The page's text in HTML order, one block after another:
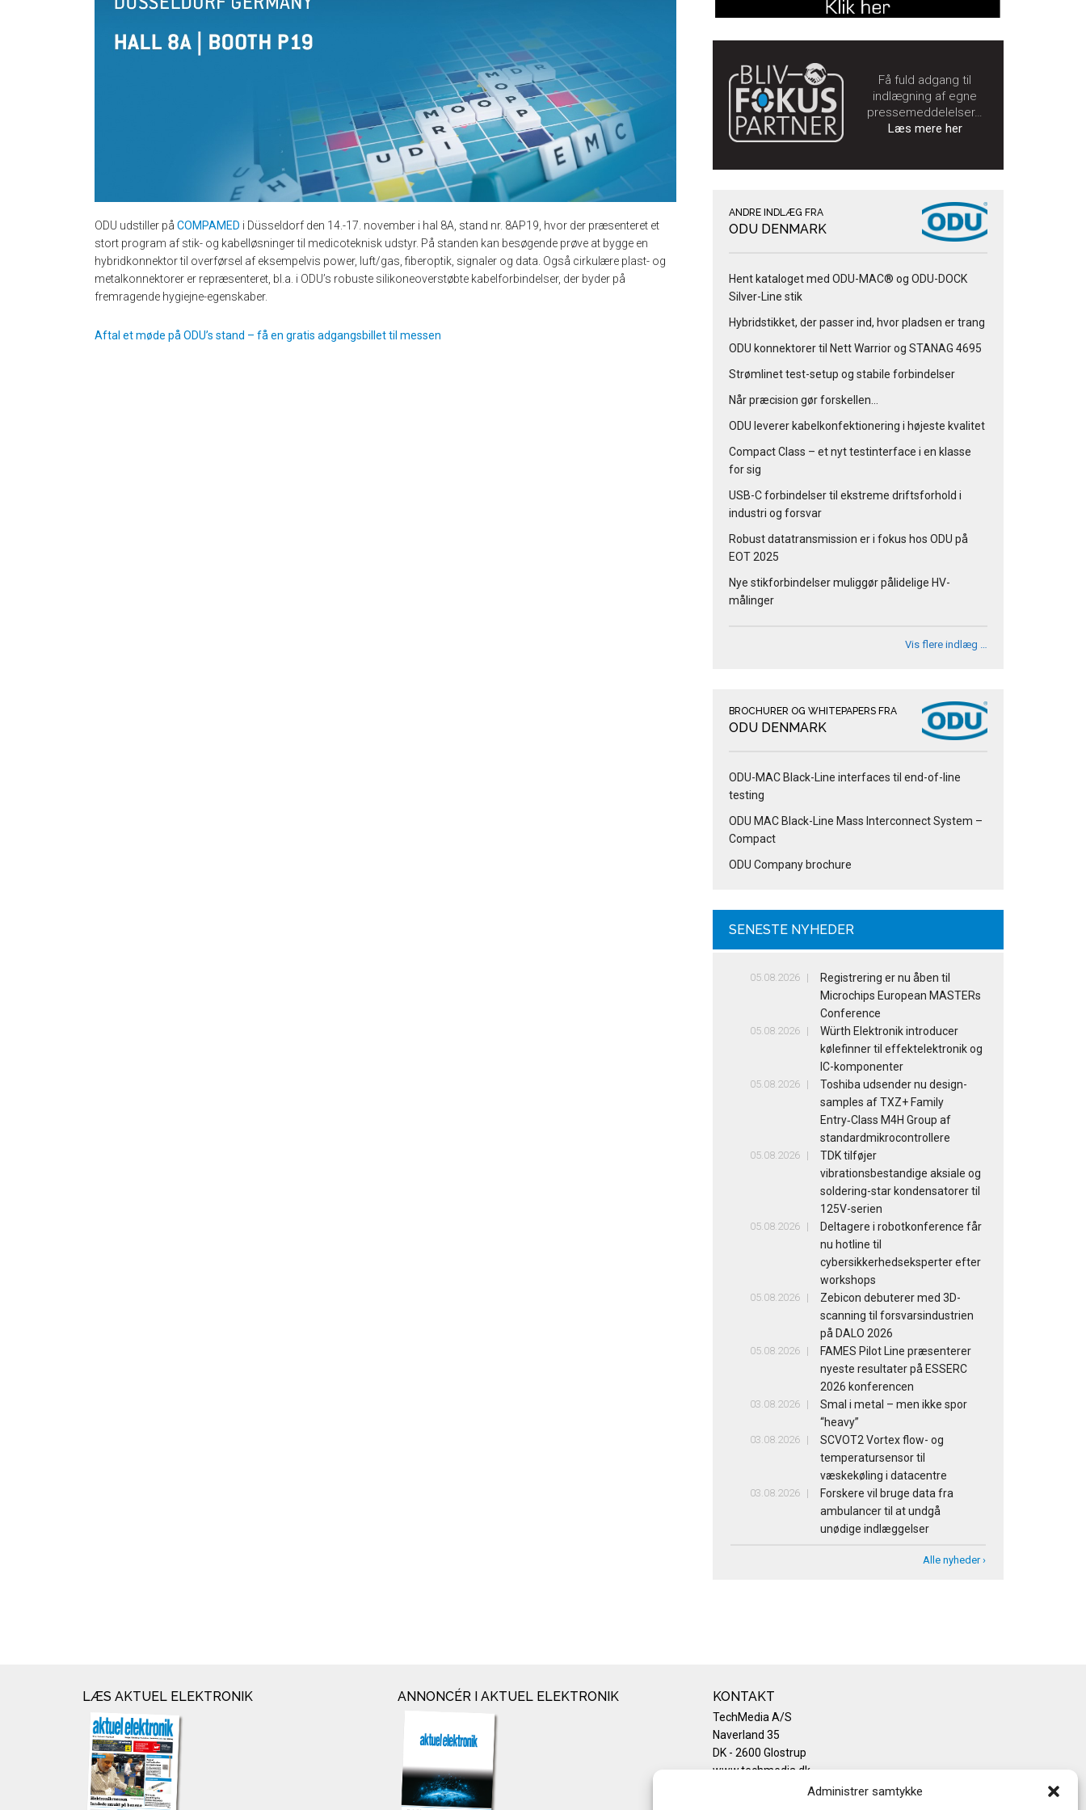
Administrer samtykke
ODU udstiller på COMPAMED i Düsseldorf den 14.-17. november i hal 8A, stand nr. 8AP19, hvor der præsenteret et
stort program af stik- og kabelløsninger til medicoteknisk udstyr. På standen kan besøgende prøve at bygge en
hybridkonnektor til overførsel af eksempelvis power, luft/gas, fiberoptik, signaler og data. Også cirkulære plast- og
metalkonnektorer er repræsenteret, bl.a. i ODU’s robuste silikoneoverstøbte kabelforbindelser, der byder på
fremragende hygiejne-egenskaber.
Aftal et møde på ODU’s stand – få en gratis adgangsbillet til messen
Få fuld adgang til
indlægning af egne
pressemeddelelser…
Læs mere her
ANDRE INDLÆG FRA
ODU DENMARK
Hent kataloget med ODU-MAC® og ODU-DOCK
Silver-Line stik
Hybridstikket, der passer ind, hvor pladsen er trang
ODU konnektorer til Nett Warrior og STANAG 4695
Strømlinet test-setup og stabile forbindelser
Når præcision gør forskellen…
ODU leverer kabelkonfektionering i højeste kvalitet
Compact Class – et nyt testinterface i en klasse
for sig
USB-C forbindelser til ekstreme driftsforhold i
industri og forsvar
Robust datatransmission er i fokus hos ODU på
EOT 2025
Nye stikforbindelser muliggør pålidelige HV-
målinger
Vis flere indlæg …
BROCHURER OG WHITEPAPERS FRA
ODU DENMARK
ODU-MAC Black-Line interfaces til end-of-line
testing
ODU MAC Black-Line Mass Interconnect System –
Compact
ODU Company brochure
SENESTE NYHEDER
05.08.2026
Registrering er nu åben til
Microchips European MASTERs
Conference
05.08.2026
Würth Elektronik introducer
kølefinner til effektelektronik og
IC-komponenter
05.08.2026
Toshiba udsender nu design-
samples af TXZ+ Family
Entry‑Class M4H Group af
standardmikrocontrollere
05.08.2026
TDK tilføjer
vibrationsbestandige aksiale og
soldering-star kondensatorer til
125V-serien
05.08.2026
Deltagere i robotkonference får
nu hotline til
cybersikkerhedseksperter efter
workshops
05.08.2026
Zebicon debuterer med 3D-
scanning til forsvarsindustrien
på DALO 2026
05.08.2026
FAMES Pilot Line præsenterer
nyeste resultater på ESSERC
2026 konferencen
03.08.2026
Smal i metal – men ikke spor
“heavy”
03.08.2026
SCVOT2 Vortex flow- og
temperatursensor til
væskekøling i datacentre
03.08.2026
Forskere vil bruge data fra
ambulancer til at undgå
unødige indlæggelser
Alle nyheder ›
LÆS AKTUEL ELEKTRONIK ANNONCÉR I AKTUEL ELEKTRONIK KONTAKT
TechMedia A/S
Naverland 35
DK - 2600 Glostrup
www.techmedia.dk
Telefon: +45 43 24 26 28